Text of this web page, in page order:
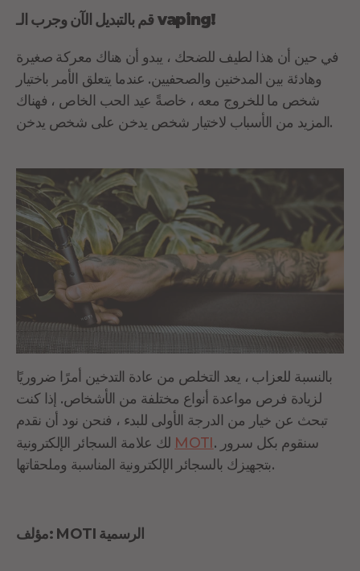
قم بالتبديل الآن وجرب الـ vaping!
في حين أن هذا لطيف للضحك ، يبدو أن هناك معركة صغيرة
وهادئة بين المدخنين والصحفيين. عندما يتعلق الأمر باختيار
شخص ما للخروج معه ، خاصةً عيد الحب الخاص ، فهناك
المزيد من الأسباب لاختيار شخص يدخن على شخص يدخن.
بالنسبة للعزاب ، يعد التخلص من عادة التدخين أمرًا ضروريًا
لزيادة فرص مواعدة أنواع مختلفة من الأشخاص. إذا كنت
تبحث عن خيار من الدرجة الأولى للبدء ، فنحن نود أن نقدم
لك علامة السجائر الإلكترونية MOTI. سنقوم بكل سرور
بتجهيزك بالسجائر الإلكترونية المناسبة وملحقاتها.
مؤلف: MOTI الرسمية